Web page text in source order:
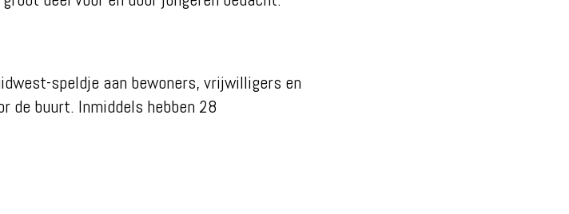
speldje aan bewoners, vrijwilligers en
de buurt. Inmiddels hebben 28